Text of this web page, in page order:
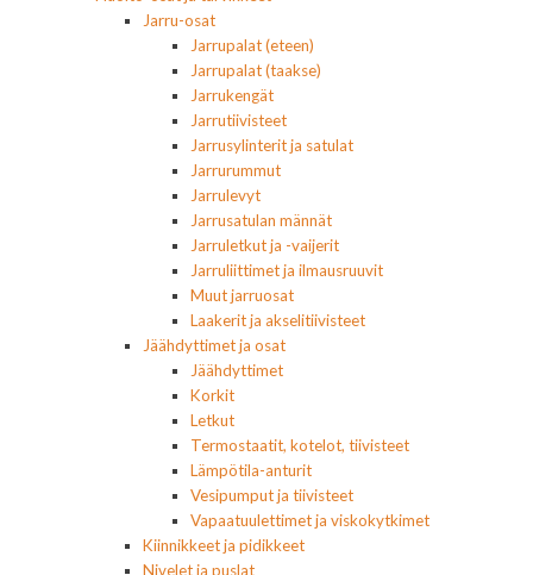
Jarru-osat
Jarrupalat (eteen)
Jarrupalat (taakse)
Jarrukengät
Jarrutiivisteet
Jarrusylinterit ja satulat
Jarrurummut
Jarrulevyt
Jarrusatulan männät
Jarruletkut ja -vaijerit
Jarruliittimet ja ilmausruuvit
Muut jarruosat
Laakerit ja akselitiivisteet
Jäähdyttimet ja osat
Jäähdyttimet
Korkit
Letkut
Termostaatit, kotelot, tiivisteet
Lämpötila-anturit
Vesipumput ja tiivisteet
Vapaatuulettimet ja viskokytkimet
Kiinnikkeet ja pidikkeet
Nivelet ja puslat